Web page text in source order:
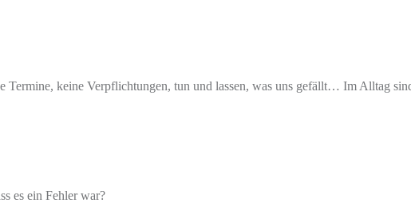
keine Verpflichtungen, tun und lassen, was uns gefällt… Im Alltag
es ein Fehler war?